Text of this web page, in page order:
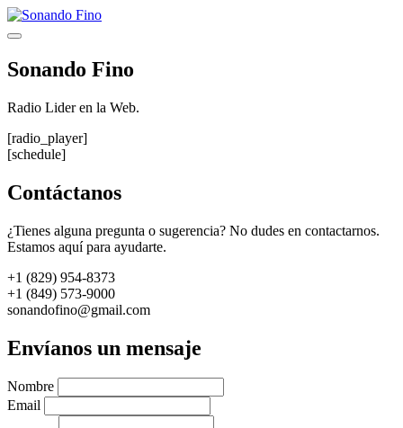
Saltar
al
Menú
Sonando Fino
Radio Lider en la Web.
[radio_player]
[schedule]
Contáctanos
¿Tienes alguna pregunta o sugerencia? No dudes en contactarnos.
Estamos aquí para ayudarte.
+1 (829) 954-8373
+1 (849) 573-9000
sonandofino@gmail.com
Envíanos un mensaje
Nombre
Email